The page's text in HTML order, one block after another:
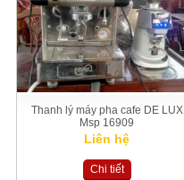
Thanh lý máy pha cafe DE LUX
Msp 16909
Liên hệ
Chi tiết